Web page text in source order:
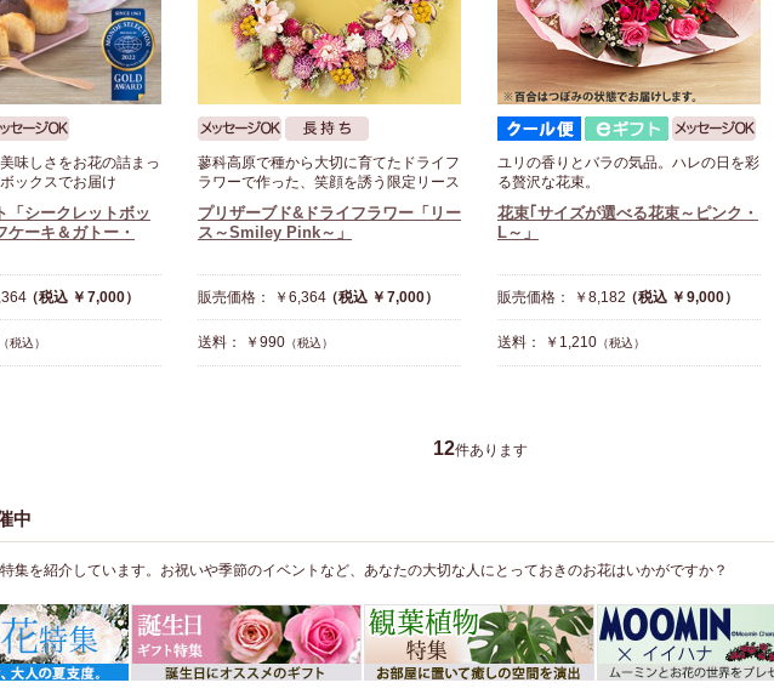
味しさをお花の詰まっ
ックスでお届け
「シークレットボッ
ーキ＆ガトー・
（税込 ￥7,000）
（税込）
蓼科高原で種から大切に育てたドライフ
ラワーで作った、笑顔を誘う限定リース
プリザーブド&ドライフラワー「リー
ス～Smiley Pink～」
販売価格： ￥6,364（税込 ￥7,000）
送料： ￥990 （税込）
ユリの香りとバラの気品。ハレの日を彩
る贅沢な花束。
花束｢サイズが選べる花束～ピンク・
L～」
販売価格： ￥8,182（税込 ￥9,000）
送料： ￥1,210 （税込）
12件あります
中
集を紹介しています。お祝いや季節のイベントなど、あなたの大切な人にとっておきのお花はいかがですか？